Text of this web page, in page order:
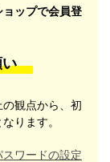
ップで会員登
観点から、初
ります。
スワードの設定